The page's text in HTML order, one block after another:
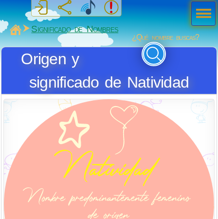
MiSabueso
Significado de Nombres
¿Qué nombre buscas?
Origen y
significado de Natividad
Men
ú